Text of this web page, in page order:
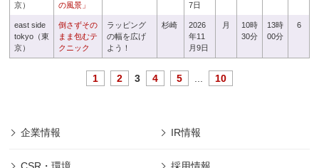
京）
の風景」
7日
east side
tokyo（東
京）
倒さずその
まま包むテ
クニック
ラッピング
の幅を広げ
よう！
杉崎
2026
年11
月9日
月
10時
30分
13時
00分
6
1 2 3 4 5 10
企業情報 IR情報